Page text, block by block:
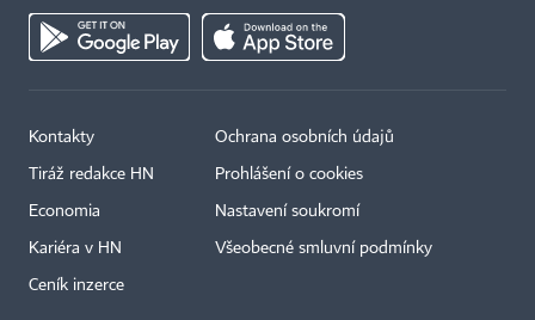
Kontakty
Tiráž redakce HN
Economia
Kariéra v HN
Ceník inzerce
Ochrana osobních údajů
Prohlášení o cookies
Nastavení soukromí
Všeobecné smluvní podmínky